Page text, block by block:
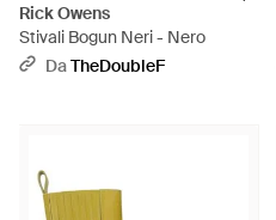
Rick Owens
Stivali Bogun Neri - Nero
DaTheDoubleF